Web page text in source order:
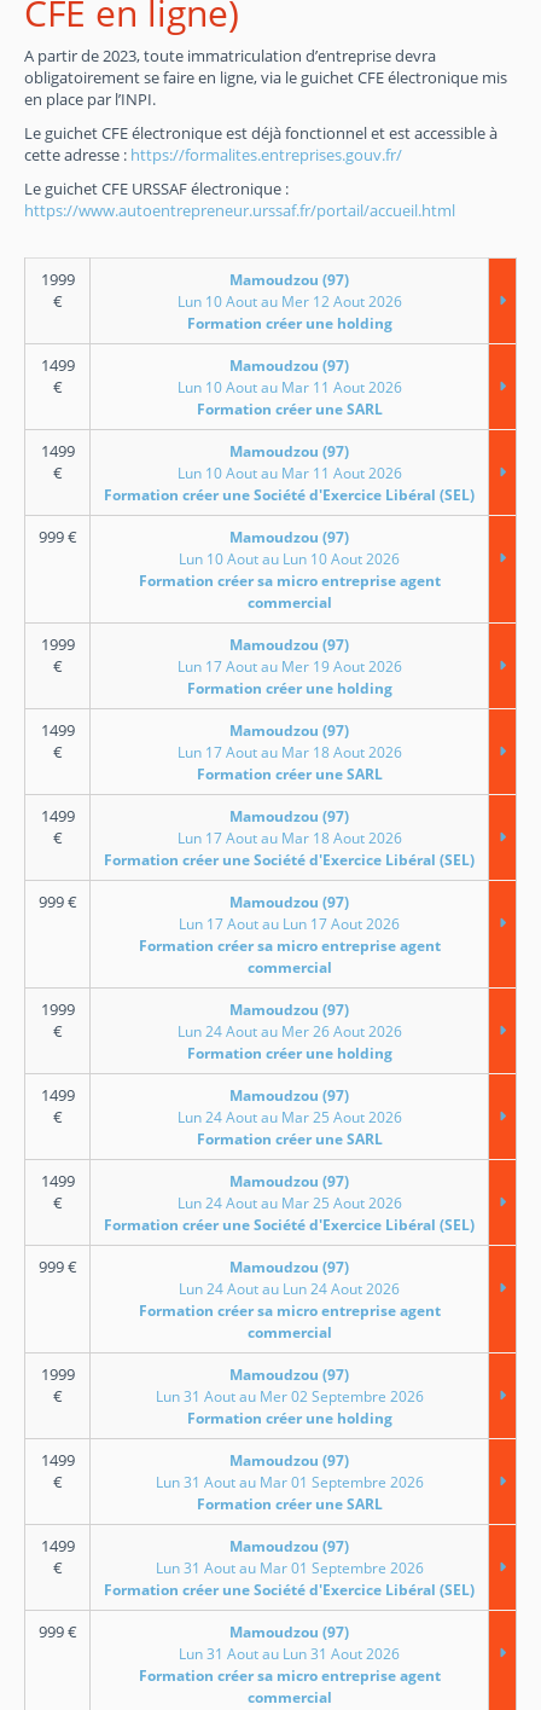
CFE en ligne)
A partir de 2023, toute immatriculation d’entreprise devra
obligatoirement se faire en ligne, via le guichet CFE électronique mis
en place par l’INPI.
Le guichet CFE électronique est déjà fonctionnel et est accessible à
cette adresse : https://formalites.entreprises.gouv.fr/
Le guichet CFE URSSAF électronique :
https://www.autoentrepreneur.urssaf.fr/portail/accueil.html
1999
€
Mamoudzou (97)
Lun 10 Aout au Mer 12 Aout 2026
Formation créer une holding
1499
€
Mamoudzou (97)
Lun 10 Aout au Mar 11 Aout 2026
Formation créer une SARL
1499
€
Mamoudzou (97)
Lun 10 Aout au Mar 11 Aout 2026
Formation créer une Société d'Exercice Libéral (SEL)
999€
Mamoudzou (97)
Lun 10 Aout au Lun 10 Aout 2026
Formation créer sa micro entreprise agent
commercial
1999
€
Mamoudzou (97)
Lun 17 Aout au Mer 19 Aout 2026
Formation créer une holding
1499
€
Mamoudzou (97)
Lun 17 Aout au Mar 18 Aout 2026
Formation créer une SARL
1499
€
Mamoudzou (97)
Lun 17 Aout au Mar 18 Aout 2026
Formation créer une Société d'Exercice Libéral (SEL)
999€
Mamoudzou (97)
Lun 17 Aout au Lun 17 Aout 2026
Formation créer sa micro entreprise agent
commercial
1999
€
Mamoudzou (97)
Lun 24 Aout au Mer 26 Aout 2026
Formation créer une holding
1499
€
Mamoudzou (97)
Lun 24 Aout au Mar 25 Aout 2026
Formation créer une SARL
1499
€
Mamoudzou (97)
Lun 24 Aout au Mar 25 Aout 2026
Formation créer une Société d'Exercice Libéral (SEL)
999€
Mamoudzou (97)
Lun 24 Aout au Lun 24 Aout 2026
Formation créer sa micro entreprise agent
commercial
1999
€
Mamoudzou (97)
Lun 31 Aout au Mer 02 Septembre 2026
Formation créer une holding
1499
€
Mamoudzou (97)
Lun 31 Aout au Mar 01 Septembre 2026
Formation créer une SARL
1499
€
Mamoudzou (97)
Lun 31 Aout au Mar 01 Septembre 2026
Formation créer une Société d'Exercice Libéral (SEL)
999€
Mamoudzou (97)
Lun 31 Aout au Lun 31 Aout 2026
Formation créer sa micro entreprise agent
commercial